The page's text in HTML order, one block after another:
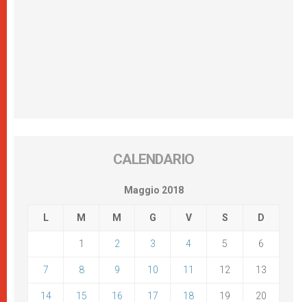
CALENDARIO
Maggio 2018
L M M G V S D
1 2 3 4 5 6
7 8 9 10 11 12 13
14 15 16 17 18 19 20